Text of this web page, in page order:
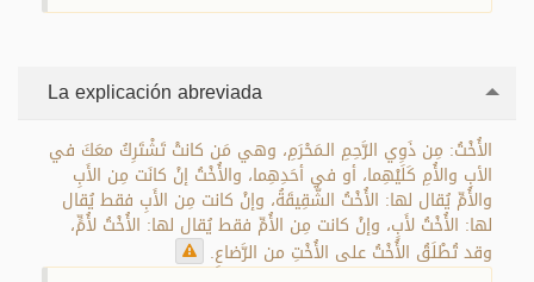
La explicación abreviada
الأُخْتُ: مِن ذَوِي الرَّحِمِ الـمَحْرَمِ، وهي مَن كانتْ تَشْتَرِكُ معَكَ في
الأبِ والأُمِ كَلَيْهِما، أو في أحَدِهِما، والأُخْتُ إنْ كانَت مِن الأَبِ
والأُمِّ يُقال لها: الأُخْتُ الشَّقِيقَةُ، وإنْ كانت مِن الأَبِ فقط يُقال
لها: الأُخْتُ لأَبٍ، وإنْ كانت مِن الأُمِّ فقط يُقال لها: الأُخْتُ لأُمٍّ،
وقد تُطْلَقُ الأُخْتُ على الأُخْتِ من الرَّضاعِ.